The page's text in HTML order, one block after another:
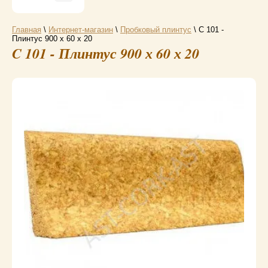
Главная \ Интернет-магазин \ Пробковый плинтус \ C 101 -
Плинтус 900 х 60 х 20
C 101 - Плинтус 900 х 60 х 20